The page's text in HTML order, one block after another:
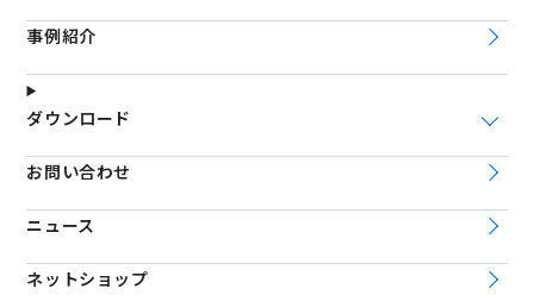
事例紹介
ダウンロード
お問い合わせ
ニュース
ネットショップ